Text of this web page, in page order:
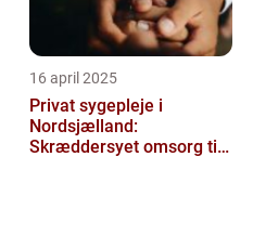
16 april 2025
Privat sygepleje i
Nordsjælland:
Skræddersyet omsorg til